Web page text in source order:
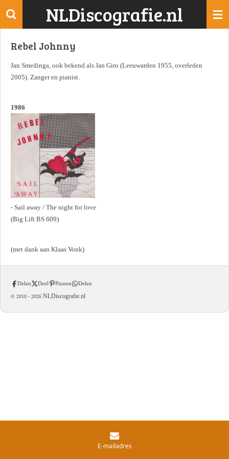
Ga
de
NLDiscografie.nl
Rebel Johnny
Jan Smedinga, ook bekend als Jan Giro (Leeuwarden 1955, overleden
2005). Zanger en pianist.
1986
- Sail away / The night for love
(Big Lift BS 609)
(met dank aan Klaas Vonk)
Delen Deel Pinnen Delen
© 2010 - 2026 NLDiscografie.nl
E-mailadres